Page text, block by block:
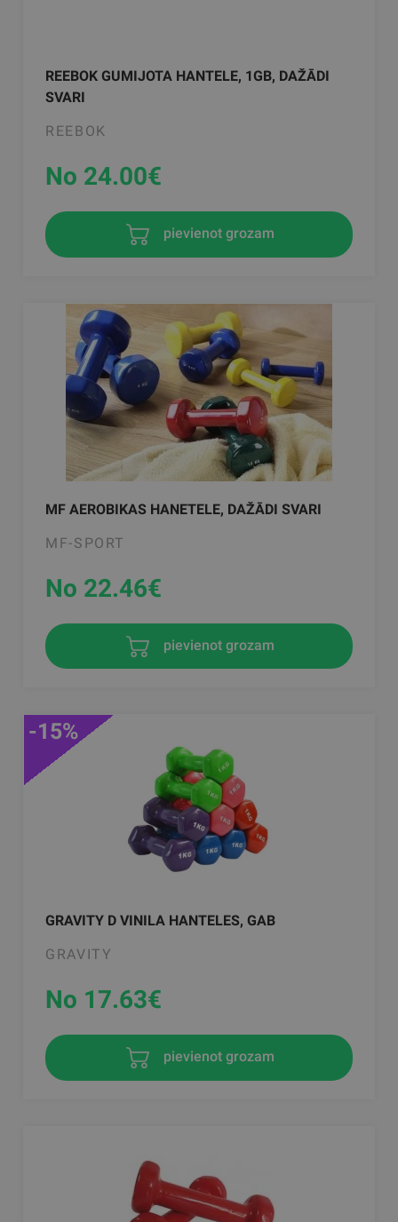
REEBOK GUMIJOTA HANTELE, 1GB, DAŽĀDI
SVARI
REEBOK
No 24.00€
pievienot grozam
MF AEROBIKAS HANETELE, DAŽĀDI SVARI
MF-SPORT
No 22.46€
pievienot grozam
GRAVITY D VINILA HANTELES, GAB
GRAVITY
-15%
No 17.63€
pievienot grozam